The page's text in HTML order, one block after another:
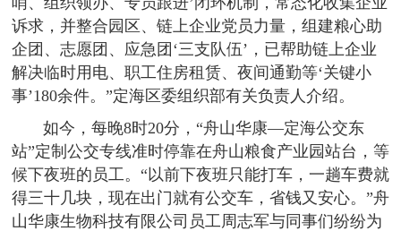
诉求，并整合园区、链上企业党员力量，组建粮心助
企团、志愿团、应急团‘三支队伍’，已帮助链上企业
解决临时用电、职工住房租赁、夜间通勤等‘关键小
事’180余件。”定海区委组织部有关负责人介绍。
如今，每晚8时20分，“舟山华康—定海公交东
站”定制公交专线准时停靠在舟山粮食产业园站台，等
候下夜班的员工。“以前下夜班只能打车，一趟车费就
得三十几块，现在出门就有公交车，省钱又安心。”舟
山华康生物科技有限公司员工周志军与同事们纷纷为